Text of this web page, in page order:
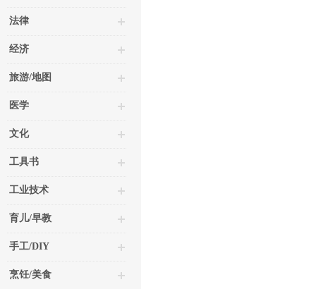
法律
经济
旅游/地图
医学
文化
工具书
工业技术
育儿/早教
手工/DIY
烹饪/美食